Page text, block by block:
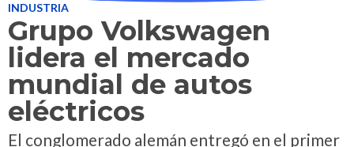
INDUSTRIA
Grupo Volkswagen
lidera el mercado
mundial de autos
eléctricos
El conglomerado alemán entregó en el primer